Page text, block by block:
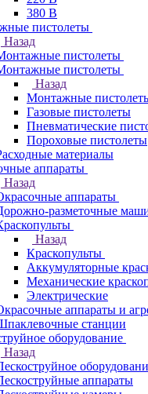
380 В
пистолеты
Назад
пистолеты
пистолеты
Назад
Монтажные
Газовые пистолеты
Пневматические
Пороховые пистолеты
материалы
аппараты
Назад
аппараты
разметочные
Назад
Краскопульты
Аккумуляторные
Механические
Электрические
аппараты и
станции
оборудование
Назад
аппараты